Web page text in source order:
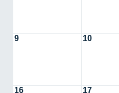
9 10
16 17